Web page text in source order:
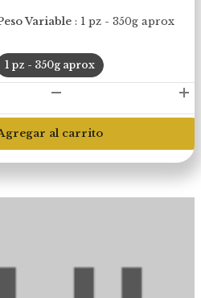
Variable 1 pz - 350g aprox
1 pz - 350g aprox
al carrito